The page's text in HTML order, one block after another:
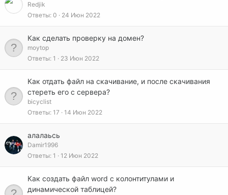
Redjik
Ответы 0 24 Июн 2022
Как сделать проверку на домен?
moytop
Ответы 1 23 Июн 2022
Как отдать файл на скачивание, и после скачивания
стереть его с сервера?
bicyclist
Ответы 17 14 Июн 2022
алалаьсь
Damir1996
Ответы 1 12 Июн 2022
Как создать файл word с колонтитулами и
динамической таблицей?